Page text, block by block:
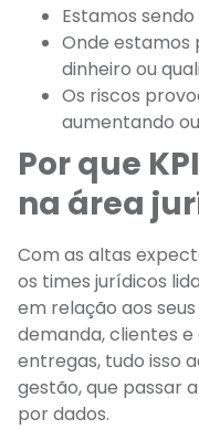
Estamos
Onde estamos
dinheiro ou
Os riscos
aumentando
Por que
na área
Com as altas
os times jurídicos
em relação aos
demanda, clientes
entregas, tudo isso
gestão, que passar
por dados.